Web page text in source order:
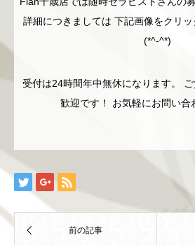
詳細につきましては 下記画像をクリ
(*^-^*)
受付は24時間年中無休になります。
歓迎です！ お気軽にお問い合